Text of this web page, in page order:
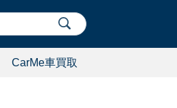
CarMe車買取